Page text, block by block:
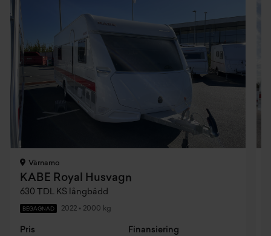
Värnamo
KABE Royal Husvagn
630 TDL KS långbädd
BEGAGNAD 2022 • 2000 kg
Pris Finansiering